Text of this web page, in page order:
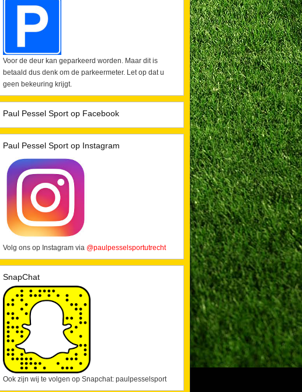
Voor de deur kan geparkeerd worden. Maar dit is
betaald dus denk om de parkeermeter. Let op dat u
geen bekeuring krijgt.
Paul Pessel Sport op Facebook
Paul Pessel Sport op Instagram
Volg ons op Instagram via @paulpesselsportutrecht
SnapChat
Ook zijn wij te volgen op Snapchat: paulpesselsport